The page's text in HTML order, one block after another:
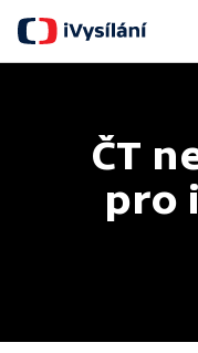
ČT
pro